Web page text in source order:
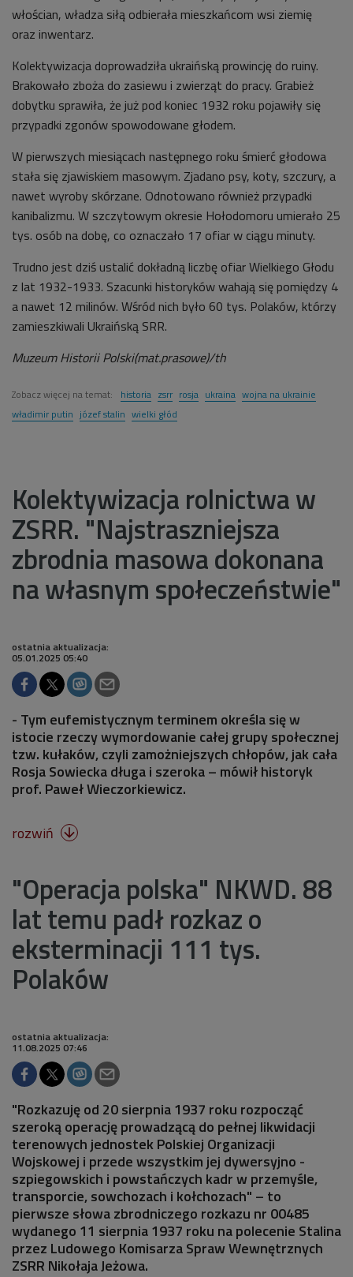
włościan, władza siłą odbierała mieszkańcom wsi ziemię
oraz inwentarz.
Kolektywizacja doprowadziła ukraińską prowincję do ruiny.
Brakowało zboża do zasiewu i zwierząt do pracy. Grabież
dobytku sprawiła, że już pod koniec 1932 roku pojawiły się
przypadki zgonów spowodowane głodem.
W pierwszych miesiącach następnego roku śmierć głodowa
stała się zjawiskiem masowym. Zjadano psy, koty, szczury, a
nawet wyroby skórzane. Odnotowano również przypadki
kanibalizmu. W szczytowym okresie Hołodomoru umierało 25
tys. osób na dobę, co oznaczało 17 ofiar w ciągu minuty.
Trudno jest dziś ustalić dokładną liczbę ofiar Wielkiego Głodu
z lat 1932-1933. Szacunki historyków wahają się pomiędzy 4
a nawet 12 milinów. Wśród nich było 60 tys. Polaków, którzy
zamieszkiwali Ukraińską SRR.
Muzeum Historii Polski(mat.prasowe)/th
Zobacz więcej na temat: historia zsrr rosja ukraina wojna na ukrainie
władimir putin józef stalin wielki głód
Kolektywizacja rolnictwa w
ZSRR. "Najstraszniejsza
zbrodnia masowa dokonana
na własnym społeczeństwie"
ostatnia aktualizacja:
05.01.2025 05:40
- Tym eufemistycznym terminem określa się w
istocie rzeczy wymordowanie całej grupy społecznej
tzw. kułaków, czyli zamożniejszych chłopów, jak cała
Rosja Sowiecka długa i szeroka – mówił historyk
prof. Paweł Wieczorkiewicz.
rozwiń 
"Operacja polska" NKWD. 88
lat temu padł rozkaz o
eksterminacji 111 tys.
Polaków​
ostatnia aktualizacja:
11.08.2025 07:46
"Rozkazuję od 20 sierpnia 1937 roku rozpocząć
szeroką operację prowadzącą do pełnej likwidacji
terenowych jednostek Polskiej Organizacji
Wojskowej i przede wszystkim jej dywersyjno -
szpiegowskich i powstańczych kadr w przemyśle,
transporcie, sowchozach i kołchozach" – to
pierwsze słowa zbrodniczego rozkazu nr 00485
wydanego 11 sierpnia 1937 roku na polecenie Stalina
przez Ludowego Komisarza Spraw Wewnętrznych
ZSRR Nikołaja Jeżowa.